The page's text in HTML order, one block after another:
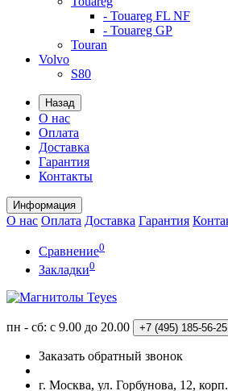
- Touareg FL NF
- Touareg GP
Touran
Volvo
S80
Назад
О нас
Оплата
Доставка
Гарантия
Контакты
Информация
О нас Оплата Доставка Гарантия
Сравнение0
Закладки0
пн - сб: с 9.00 до 20.00 +7 (495) 185-56-25
Заказать обратный звонок
г. Москва, ул. Горбунова, 12,